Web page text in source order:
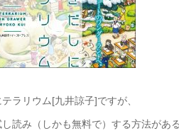
ラリウム[九井諒子]ですが、
読み（しかも無料で）する方法がある